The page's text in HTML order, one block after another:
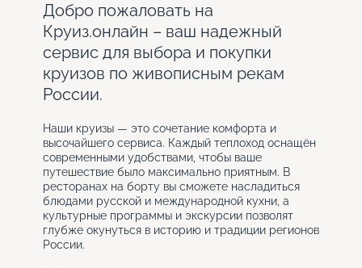
Добро пожаловать на
Круиз.онлайн – ваш надежный
сервис для выбора и покупки
круизов по живописным рекам
России.
Наши круизы — это сочетание комфорта и
высочайшего сервиса. Каждый теплоход оснащён
современными удобствами, чтобы ваше
путешествие было максимально приятным. В
ресторанах на борту вы сможете насладиться
блюдами русской и международной кухни, а
культурные программы и экскурсии позволят
глубже окунуться в историю и традиции регионов
России.